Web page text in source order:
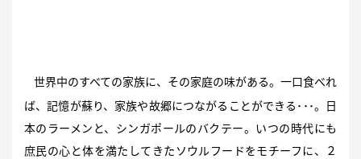
世界中のすべての家族に、その家庭の味がある。一口食べれ
ば、記憶が蘇り、家族や故郷につながることができる･･･。日
本のラーメンと、シンガポールのバクテー。いつの時代にも
庶民の心と体を満たしてきたソウルフードをモチーフに、２